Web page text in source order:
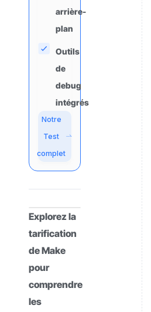
arrière-
plan
Outils
de
debug
intégrés
Notre
Test
complet
Explorez la
tarification
de Make
pour
comprendre
les